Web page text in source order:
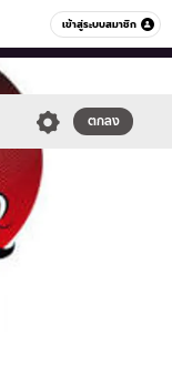
เข้าสู่ระบบสมาชิก
หมวดอื่นๆ
ตกลง